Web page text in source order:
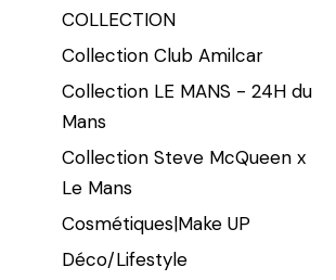
COLLECTION
Collection Club Amilcar
Collection LE MANS - 24H du
Mans
Collection Steve McQueen x
Le Mans
Cosmétiques|Make UP
Déco/Lifestyle